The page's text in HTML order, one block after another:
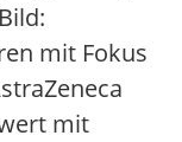
mit Fokus
mit